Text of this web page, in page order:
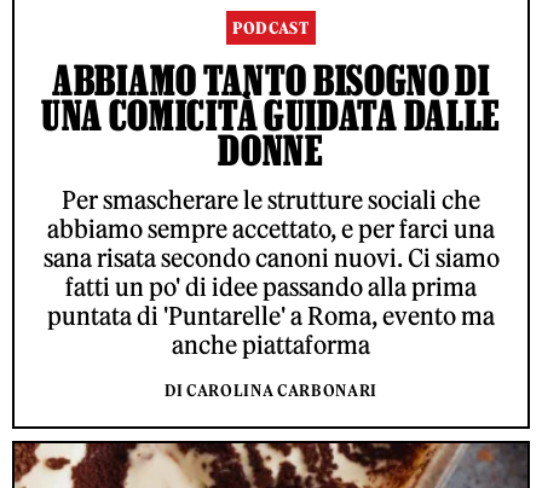
PODCAST
ABBIAMO TANTO BISOGNO DI
UNA COMICITÀ GUIDATA DALLE
DONNE
Per smascherare le strutture sociali che
abbiamo sempre accettato, e per farci una
sana risata secondo canoni nuovi. Ci siamo
fatti un po' di idee passando alla prima
puntata di 'Puntarelle' a Roma, evento ma
anche piattaforma
DI CAROLINA CARBONARI